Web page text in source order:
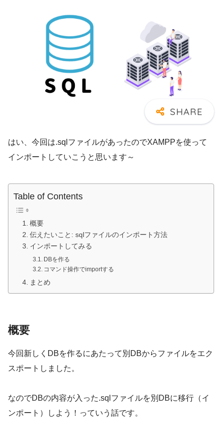
はい、今回は.sqlファイルがあったのでXAMPPを使って
インポートしていこうと思います～
Table of Contents
概要
伝えたいこと: sqlファイルのインポート方法
インポートしてみる
DBを作る
コマンド操作でimportする
まとめ
概要
今回新しくDBを作るにあたって別DBからファイルをエク
スポートしました。
なのでDBの内容が入った.sqlファイルを別DBに移行（イ
ンポート）しよう！っていう話です。